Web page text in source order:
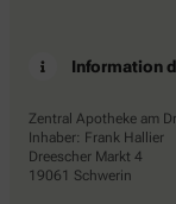
Information
Zentral Apotheke am
Inhaber: Frank Hallier
Dreescher Markt 4
19061 Schwerin